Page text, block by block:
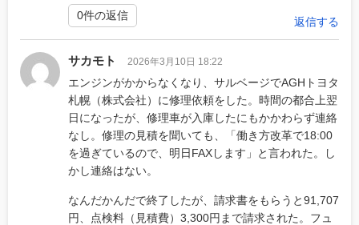
返信する
0件の返信
サカモト 2026年3月10日 18:22
エンジンがかからなくなり、サルベージでAGHトヨタ
札幌（株式会社）に修理依頼をした。時間の都合上翌
日になったが、修理車が入庫したにもかかわらず連絡
なし。修理の見積を聞いても、「働き方改革で18:00
を過ぎているので、明日FAXします」と言われた。し
かし連絡はない。
なんだかんだで終了したが、請求書をもらうと91,707
円、点検料（見積費）3,300円まで請求された。フュ